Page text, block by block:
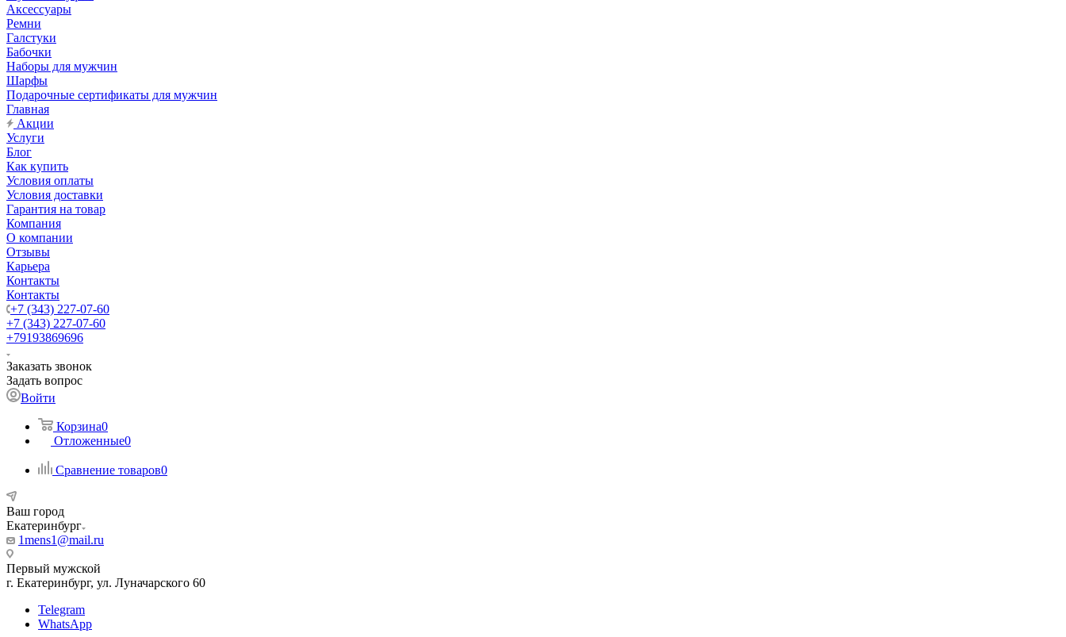
Аксессуары
Ремни
Галстуки
Бабочки
Наборы для мужчин
Шарфы
Подарочные сертификаты для мужчин
Главная
Акции
Услуги
Блог
Как купить
Условия оплаты
Условия доставки
Гарантия на товар
Компания
О компании
Отзывы
Карьера
Контакты
Контакты
+7 (343) 227-07-60
+7 (343) 227-07-60
+79193869696
Заказать звонок
Задать вопрос
Войти
Корзина0
Отложенные0
Сравнение товаров0
Ваш город
Екатеринбург
1mens1@mail.ru
Первый мужской
г. Екатеринбург, ул. Луначарского 60
Telegram
WhatsApp